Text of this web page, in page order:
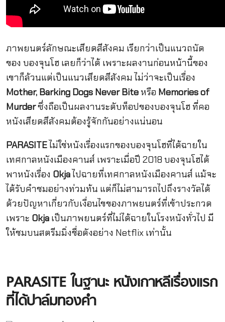
ภาพยนตร์ลักษณะเสียดสีสังคม เรียกว่าเป็นแนวถนัด
ของ บองจุนโฮ เลยก็ว่าได้ เพราะผลงานก่อนหน้านี้ของ
เขาก็ล้วนแต่เป็นแนวเสียดสีสังคม ไม่ว่าจะเป็นเรื่อง
Mother, Barking Dogs Never Biteหรือ Memories of
Murderซึ่งถือเป็นผลงานระดับท็อปของบองจุนโฮ ที่คอ
หนังเสียดสีสังคมต้องรู้จักกันอย่างแน่นอน
PARASITEไม่ใช่หนังเรื่องแรกของบองจุนโฮที่ได้ฉายใน
เทศกาลหนังเมืองคานส์ เพราะเมื่อปี 2018 บองจุนโฮได้
พาหนังเรื่อง Okjaไปฉายที่เทศกาลหนังเมืองคานส์ แม้จะ
ได้รับคำชมอย่างท่วมท้น แต่ก็ไม่สามารถไปถึงรางวัลได้
ด้วยปัญหาเกี่ยวกับเงื่อนไขของภาพยนตร์ที่เข้าประกวด
เพราะ Okjaเป็นภาพยนตร์ที่ไม่ได้ฉายในโรงหนังทั่วไป มี
ให้ชมบนสตรีมมิ่งชื่อดังอย่าง Netflix เท่านั้น
PARASITE ในฐานะ หนังเกาหลีเรื่องแรก
ที่ได้ปาล์มทองคำ